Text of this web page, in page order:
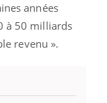
années
à 50 milliards
revenu ».